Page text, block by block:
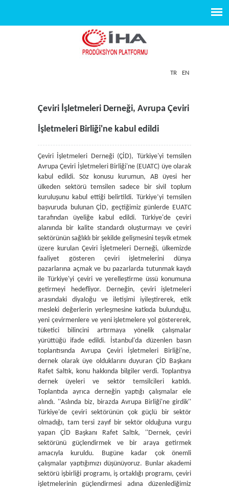
TR EN
Çeviri İşletmeleri Derneği, Avrupa Çeviri
İşletmeleri Birliği'ne kabul edildi
Çeviri İşletmeleri Derneği (ÇİD), Türkiye'yi temsilen
Avrupa Çeviri İşletmeleri Birliği'ne (EUATC) üye olarak
kabul edildi. Söz konusu kurumun, AB üyesi her
ülkeden sektörü temsilen sadece bir sivil toplum
kuruluşunu kabul ettiği belirtildi. Türkiye’yi temsilen
başvuruda bulunan ÇİD, geçtiğimiz günlerde EUATC
tarafından üyeliğe kabul edildi. Türkiye'de çeviri
alanında bir kalite standardı oluşturmayı ve çeviri
sektörünün sağlıklı bir şekilde gelişmesini teşvik etmek
üzere kurulan Çeviri İşletmeleri Derneği, ülkemizde
faaliyet gösteren çeviri işletmelerini dünya
pazarlarına açmak ve bu pazarlarda tutunmak kaydı
ile Türkiye'yi çeviri ve yerelleştirme üssü konumuna
getirmeyi hedefliyor. Derneğin, çeviri işletmeleri
arasındaki diyaloğu ve iletişimi iyileştirerek, etik
mesleki değerlerin yerleşmesine katkıda bulunduğu,
yeni çevirmenlere ve yeni işletmelere yol göstererek,
tüketici bilincini artırmaya yönelik çalışmalar
yürüttüğü ifade edildi. İstanbul'da düzenlen basın
toplantısında Avrupa Çeviri İşletmeleri Birliği'ne,
dernek olarak üye olduklarını duyuran ÇİD Başkanı
Rafet Saltık, konu hakkında bilgiler verdi. Toplantıya
dernek üyeleri ve sektör temsilcileri katıldı.
Toplantıda ayrıca derneğin yaptığı çalışmalar ele
alındı. ''Aslında biz, birazda Avrupa Birliği'ne girdik''
Türkiye'de çeviri sektörünün çok güçlü bir sektör
olmadığı, tam tersi zayıf bir sektör olduğuna vurgu
yapan ÇİD Başkanı Rafet Saltık, ''Dernek, çeviri
sektörünü güçlendirmek ve bir araya getirmek
amacıyla kuruldu. Bugüne kadar çok önemli
çalışmalar yaptığımızı düşünüyoruz. Bunlar akademi
sektörü işbirliği programı, iş ortaklığı programı, çeviri
işletmelerinin güçlendirmesi adına düzenlediğimiz